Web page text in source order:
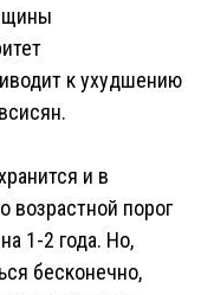
к ухудшению
и в
возрастной порог
1-2 года. Но,
бесконечно,